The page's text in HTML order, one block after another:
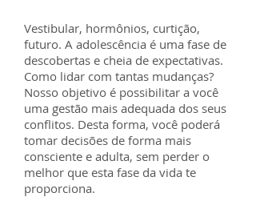
Vestibular, hormônios, curtição,
futuro. A adolescência é uma fase de
descobertas e cheia de expectativas.
Como lidar com tantas mudanças?
Nosso objetivo é possibilitar a você
uma gestão mais adequada dos seus
conflitos. Desta forma, você poderá
tomar decisões de forma mais
consciente e adulta, sem perder o
melhor que esta fase da vida te
proporciona.